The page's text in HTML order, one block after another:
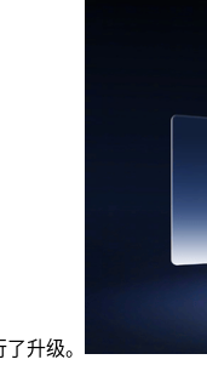
升级。